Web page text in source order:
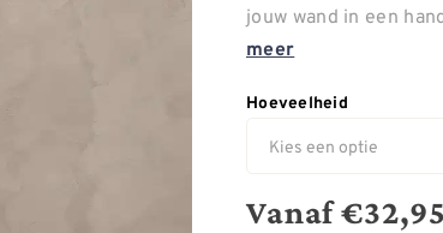
jouw wand in een
meer
Hoeveelheid
Vanaf€32,95